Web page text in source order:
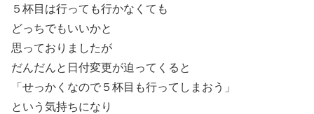
５杯目は行っても行かなくても
どっちでもいいかと
思っておりましたが
だんだんと日付変更が迫ってくると
「せっかくなので５杯目も行ってしまおう」
という気持ちになり